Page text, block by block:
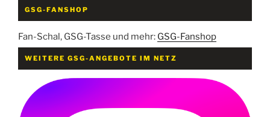
GSG-FANSHOP
Fan-Schal, GSG-Tasse und mehr: GSG-Fanshop
WEITERE GSG-ANGEBOTE IM NETZ